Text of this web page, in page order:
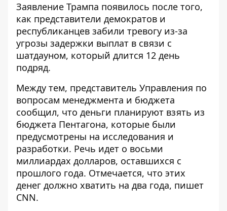
Заявление Трампа появилось после того,
как представители демократов и
республиканцев забили тревогу из-за
угрозы задержки выплат в связи с
шатдауном, который длится 12 день
подряд.
Между тем, представитель Управления по
вопросам менеджмента и бюджета
сообщил, что деньги планируют взять из
бюджета Пентагона, которые были
предусмотрены на исследования и
разработки. Речь идет о восьми
миллиардах долларов, оставшихся с
прошлого года. Отмечается, что этих
денег должно хватить на два года, пишет
CNN.